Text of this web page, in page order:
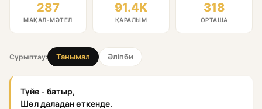
287
МАҚАЛ-МӘТЕЛ
91.4K
ҚАРАЛЫМ
318
ОРТАША
Сұрыптау: Танымал Әліпби
Түйе - батыр,
Шөл даладан өткенде.